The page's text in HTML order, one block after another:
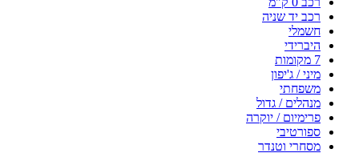
רכב יד שניה
חשמלי
היברידי
7 מקומות
מיני / ג'יפון
משפחתי
מנהלים / גדול
פרימיום / יוקרה
ספורטיבי
מסחרי וטנדר